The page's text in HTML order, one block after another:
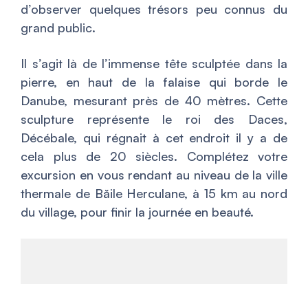
d’observer quelques trésors peu connus du
grand public.
Il s’agit là de l’immense tête sculptée dans la
pierre, en haut de la falaise qui borde le
Danube, mesurant près de 40 mètres. Cette
sculpture représente le roi des Daces,
Décébale, qui régnait à cet endroit il y a de
cela plus de 20 siècles. Complétez votre
excursion en vous rendant au niveau de la ville
thermale de Băile Herculane, à 15 km au nord
du village, pour finir la journée en beauté.